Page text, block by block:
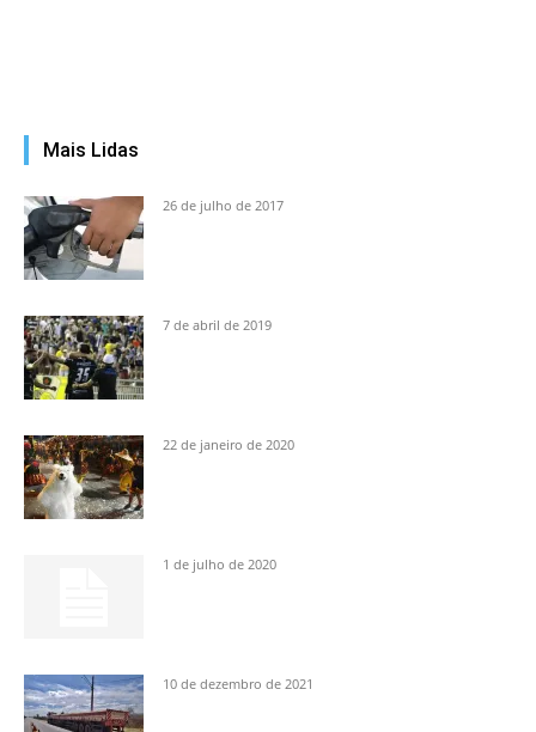
Mais Lidas
26 de julho de 2017
7 de abril de 2019
22 de janeiro de 2020
1 de julho de 2020
10 de dezembro de 2021